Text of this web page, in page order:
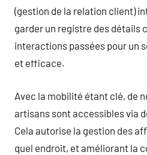
(gestion de la relation client)
garder un registre des détails
interactions passées pour un
et efficace.
Avec la mobilité étant clé, de
artisans sont accessibles via
Cela autorise la gestion des
quel endroit, et améliorant la